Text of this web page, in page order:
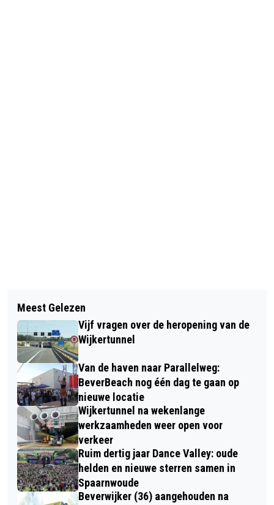
KRAAN IN DE BRAND OP SCHIP IN DE
HAVEN AAN DE ZUIDERKADE IN
BEVERWIJK
VIJVER EN FONTEIN MOENSPLEIN IN
ERE HERSTELD
Meest Gelezen
Vijf vragen over de heropening van de
Wijkertunnel
Van de haven naar Parallelweg:
BeverBeach nog één dag te gaan op
nieuwe locatie
Wijkertunnel na wekenlange
werkzaamheden weer open voor
verkeer
Ruim dertig jaar Dance Valley: oude
helden en nieuwe sterren samen in
Spaarnwoude
Beverwijker (36) aangehouden na